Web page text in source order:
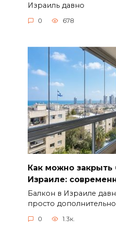
Израиль давно
0 678
Как можно закрыть
Израиле:
Балкон в Израиле
просто
0 1.3к.